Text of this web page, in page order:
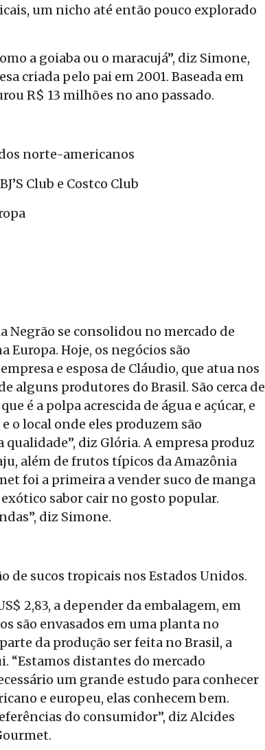
um nicho até então pouco explorado
a goiaba ou o maracujá”, diz Simone,
criada pelo pai em 2001. Baseada em
R$ 13 milhões no ano passado.
norte-americanos
Club e Costco Club
Negrão se consolidou no mercado de
Europa. Hoje, os negócios são
e esposa de Cláudio, que atua nos
alguns produtores do Brasil. São cerca de
é a polpa acrescida de água e açúcar, e
o local onde eles produzem são
qualidade”, diz Glória. A empresa produz
além de frutos típicos da Amazônia
foi a primeira a vender suco de manga
sabor cair no gosto popular.
diz Simone.
de sucos tropicais nos Estados Unidos.
2,83, a depender da embalagem, em
são envasados em uma planta no
da produção ser feita no Brasil, a
“Estamos distantes do mercado
um grande estudo para conhecer
e europeu, elas conhecem bem.
do consumidor”, diz Alcides